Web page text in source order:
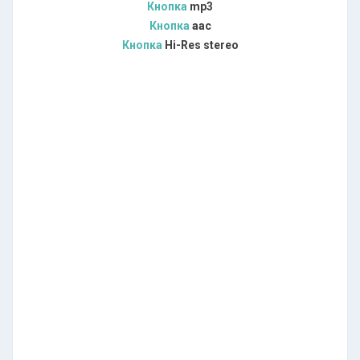
Кнопка mp3
Кнопка aac
Кнопка Hi-Res stereo